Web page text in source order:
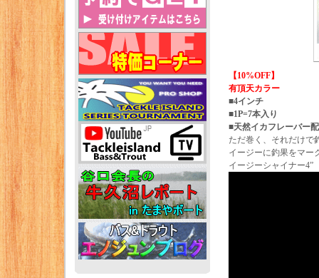
【10%OFF】
有頂天カラー
■4インチ
■1P=7本入り
■天然イカフレーバー
ただ巻く、それだけで
イージーに釣果をマー
イージーシャイナー4”